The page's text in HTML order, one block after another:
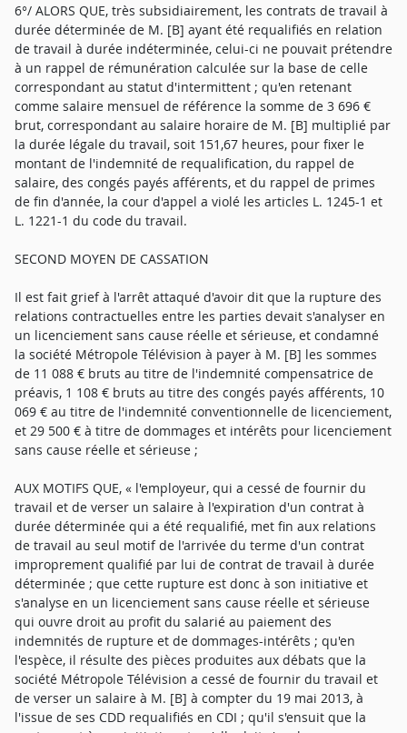
6°/ ALORS QUE, très subsidiairement, les contrats de travail à
durée déterminée de M. [B] ayant été requalifiés en relation
de travail à durée indéterminée, celui-ci ne pouvait prétendre
à un rappel de rémunération calculée sur la base de celle
correspondant au statut d'intermittent ; qu'en retenant
comme salaire mensuel de référence la somme de 3 696 €
brut, correspondant au salaire horaire de M. [B] multiplié par
la durée légale du travail, soit 151,67 heures, pour fixer le
montant de l'indemnité de requalification, du rappel de
salaire, des congés payés afférents, et du rappel de primes
de fin d'année, la cour d'appel a violé les articles L. 1245-1 et
L. 1221-1 du code du travail.
SECOND MOYEN DE CASSATION
Il est fait grief à l'arrêt attaqué d'avoir dit que la rupture des
relations contractuelles entre les parties devait s'analyser en
un licenciement sans cause réelle et sérieuse, et condamné
la société Métropole Télévision à payer à M. [B] les sommes
de 11 088 € bruts au titre de l'indemnité compensatrice de
préavis, 1 108 € bruts au titre des congés payés afférents, 10
069 € au titre de l'indemnité conventionnelle de licenciement,
et 29 500 € à titre de dommages et intérêts pour licenciement
sans cause réelle et sérieuse ;
AUX MOTIFS QUE, « l'employeur, qui a cessé de fournir du
travail et de verser un salaire à l'expiration d'un contrat à
durée déterminée qui a été requalifié, met fin aux relations
de travail au seul motif de l'arrivée du terme d'un contrat
improprement qualifié par lui de contrat de travail à durée
déterminée ; que cette rupture est donc à son initiative et
s'analyse en un licenciement sans cause réelle et sérieuse
qui ouvre droit au profit du salarié au paiement des
indemnités de rupture et de dommages-intérêts ; qu'en
l'espèce, il résulte des pièces produites aux débats que la
société Métropole Télévision a cessé de fournir du travail et
de verser un salaire à M. [B] à compter du 19 mai 2013, à
l'issue de ses CDD requalifiés en CDI ; qu'il s'ensuit que la